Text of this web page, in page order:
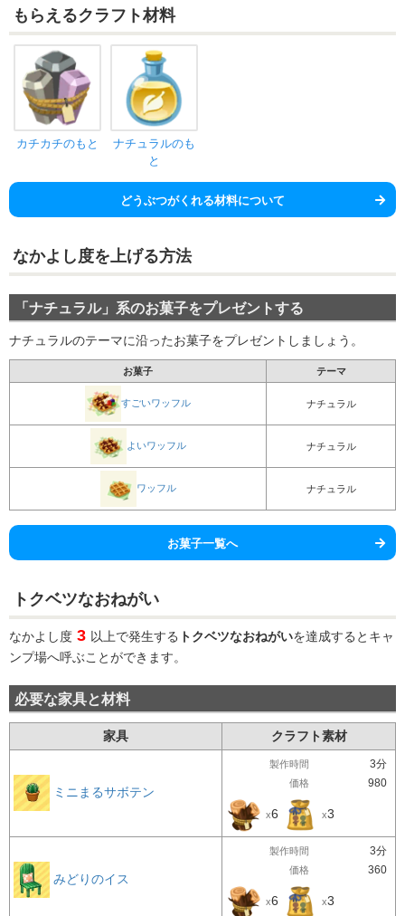
もらえるクラフト材料
カチカチのもと
ナチュラルのも
と
どうぶつがくれる材料について
なかよし度を上げる方法
「ナチュラル」系のお菓子をプレゼントする
ナチュラルのテーマに沿ったお菓子をプレゼントしましょう。
お菓子 テーマ
すごいワッフル ナチュラル
よいワッフル ナチュラル
ワッフル ナチュラル
お菓子一覧へ
トクベツなおねがい
なかよし度 3 以上で発生する トクベツなおねがいを達成するとキャ
ンプ場へ呼ぶことができます。
必要な家具と材料
家具 クラフト素材
ミニまるサボテン
製作時間 3分
価格 980
x6 x3
みどりのイス
製作時間 3分
価格 360
x6 x3